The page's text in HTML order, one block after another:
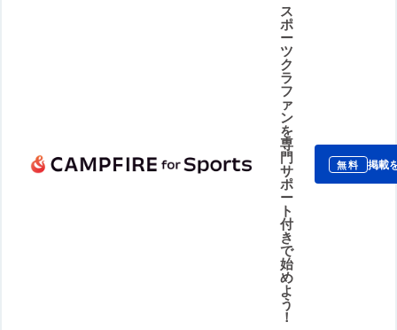
ス
ポ
ー
ツ
ク
ラ
フ
ァ
ン
を
専
門
サ
ポ
ー
ト
付
き
で
始
め
よ
う
！
無料 掲載